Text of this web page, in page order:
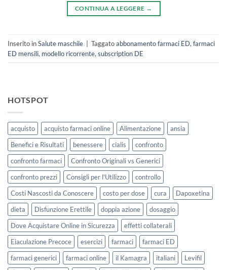
CONTINUA A LEGGERE →
Inserito inSalute maschile Taggatoabbonamento farmaci ED, farmaci
ED mensili, modello ricorrente, subscription DE
HOTSPOT
acquisto acquisto farmaci online Alimentazione
ansia
Benefici e Risultati
benessere cialis
confronto
confronto farmaci
Confronto Originali vs Generici
confronto prezzi
Consigli per l'Utilizzo
controllo
Costi Nascosti da Conoscere
costo per dose cura
Dapoxetina
dieta
Disfunzione Erettile doppia azione
dosaggio
Dove Acquistare Online in Sicurezza
effetti collaterali
Eiaculazione Precoce
esercizi farmaci
farmaci ED
farmaci generici
farmaci online il Kamagra italiani
Levifil